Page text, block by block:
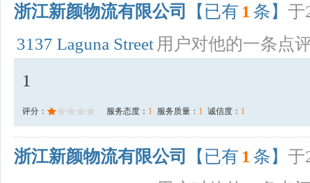
浙江新颜物流有限公司 【已有 1 条】 于
3137 Laguna Street 用户对他的一条点
1
评分： 服务态度： 1 服务质量： 1 诚信度： 1
浙江新颜物流有限公司 【已有 1 条】 于